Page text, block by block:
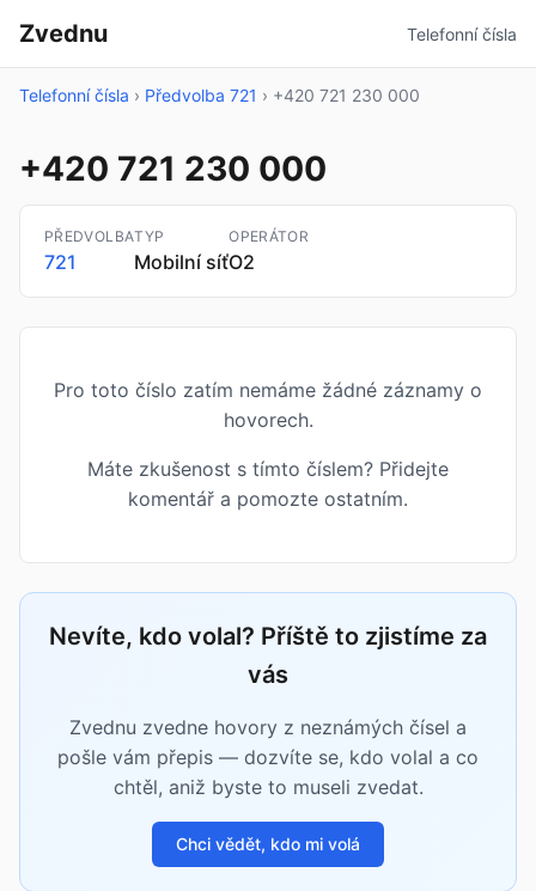
Zvednu Telefonní čísla
Telefonní čísla › Předvolba 721 › +420 721 230 000
+420 721 230 000
PŘEDVOLBA
721
TYP
Mobilní síť
OPERÁTOR
O2
Pro toto číslo zatím nemáme žádné záznamy o
hovorech.
Máte zkušenost s tímto číslem? Přidejte
komentář a pomozte ostatním.
Nevíte, kdo volal? Příště to zjistíme za
vás
Zvednu zvedne hovory z neznámých čísel a
pošle vám přepis — dozvíte se, kdo volal a co
chtěl, aniž byste to museli zvedat.
Chci vědět, kdo mi volá